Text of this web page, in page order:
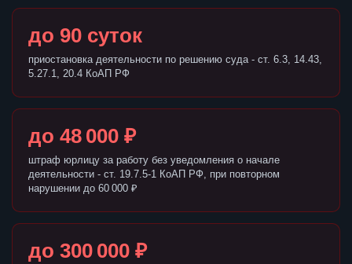
до 90 суток
приостановка деятельности по решению суда - ст. 6.3, 14.43,
5.27.1, 20.4 КоАП РФ
до 48 000 ₽
штраф юрлицу за работу без уведомления о начале
деятельности - ст. 19.7.5-1 КоАП РФ, при повторном
нарушении до 60 000 ₽
до 300 000 ₽